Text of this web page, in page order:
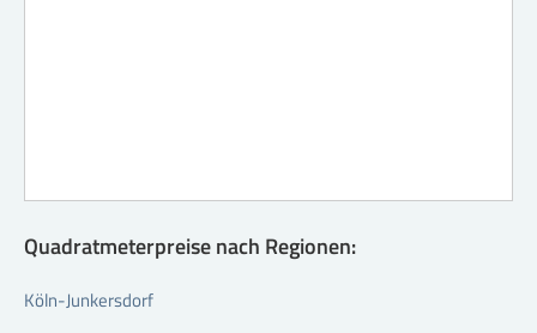
Quadratmeterpreise nach Regionen:
Köln-Junkersdorf